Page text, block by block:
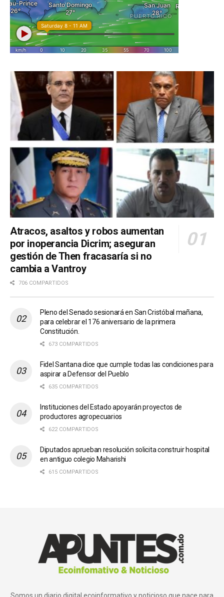
Atracos, asaltos y robos aumentan
por inoperancia Dicrim; aseguran
gestión de Then fracasaría si no
cambia a Vantroy
706 COMPARTIDOS
Pleno del Senado sesionará en San Cristóbal mañana,
para celebrar el 176 aniversario de la primera
Constitución.
673 COMPARTIDOS
Fidel Santana dice que cumple todas las condiciones para
aspirar a Defensor del Pueblo
635 COMPARTIDOS
Instituciones del Estado apoyarán proyectos de
productores agropecuarios
622 COMPARTIDOS
Diputados aprueban resolución solicita construir hospital
en antiguo colegio Maharishi
615 COMPARTIDOS